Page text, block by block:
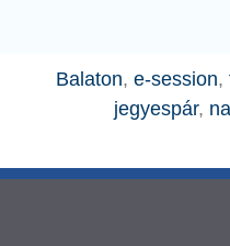
Balaton, e-session,
jegyespár,